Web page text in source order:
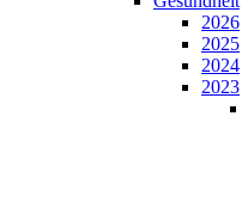
2026
2025
2024
2023